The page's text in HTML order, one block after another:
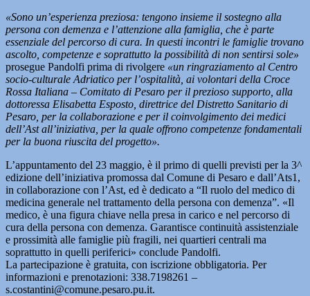
«Sono un’esperienza preziosa: tengono insieme il sostegno alla
persona con demenza e l’attenzione alla famiglia, che è parte
essenziale del percorso di cura. In questi incontri le famiglie trovano
ascolto, competenze e soprattutto la possibilità di non sentirsi sole»
prosegue Pandolfi prima di rivolgere «un ringraziamento al Centro
socio-culturale Adriatico per l’ospitalità, ai volontari della Croce
Rossa Italiana – Comitato di Pesaro per il prezioso supporto, alla
dottoressa Elisabetta Esposto, direttrice del Distretto Sanitario di
Pesaro, per la collaborazione e per il coinvolgimento dei medici
dell’Ast all’iniziativa, per la quale offrono competenze fondamentali
per la buona riuscita del progetto».
L’appuntamento del 23 maggio, è il primo di quelli previsti per la 3^
edizione dell’iniziativa promossa dal Comune di Pesaro e dall’Ats1,
in collaborazione con l’Ast, ed è dedicato a “Il ruolo del medico di
medicina generale nel trattamento della persona con demenza”. «Il
medico, è una figura chiave nella presa in carico e nel percorso di
cura della persona con demenza. Garantisce continuità assistenziale
e prossimità alle famiglie più fragili, nei quartieri centrali ma
soprattutto in quelli periferici» conclude Pandolfi.
La partecipazione è gratuita, con iscrizione obbligatoria. Per
informazioni e prenotazioni: 338.7198261 –
s.costantini@comune.pesaro.pu.it.